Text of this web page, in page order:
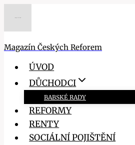
Magazín Českých Reforem
ÚVOD
DŮCHODCI
BABSKÉ RADY
REFORMY
RENTY
SOCIÁLNÍ POJIŠTĚNÍ